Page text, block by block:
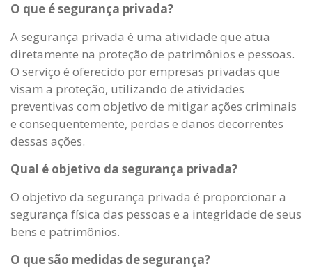
O que é segurança privada?
A segurança privada é uma atividade que atua
diretamente na proteção de patrimônios e pessoas.
O serviço é oferecido por empresas privadas que
visam a proteção, utilizando de atividades
preventivas com objetivo de mitigar ações criminais
e consequentemente, perdas e danos decorrentes
dessas ações.
Qual é objetivo da segurança privada?
O objetivo da segurança privada é proporcionar a
segurança física das pessoas e a integridade de seus
bens e patrimônios.
O que são medidas de segurança?